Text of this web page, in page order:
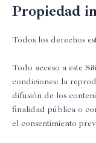
Propiedad
Todos los derechos
Todo acceso a este
condiciones: la
difusión de los
finalidad pública o
el consentimiento